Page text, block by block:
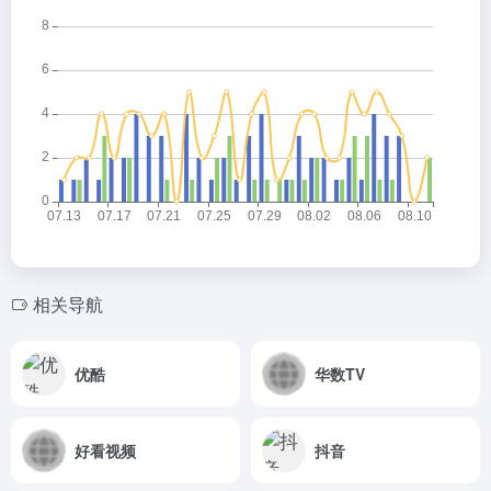
相关导航
优酷 华数TV
好看视频 抖音